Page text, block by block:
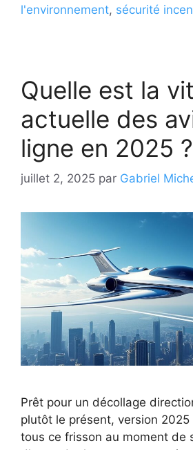
l'environnement, sécurité
Quelle est la
actuelle des
ligne en 2025 ?
juillet 2, 2025 par Gabriel
Prêt pour un décollage
plutôt le présent, version 2025
tous ce frisson au moment de